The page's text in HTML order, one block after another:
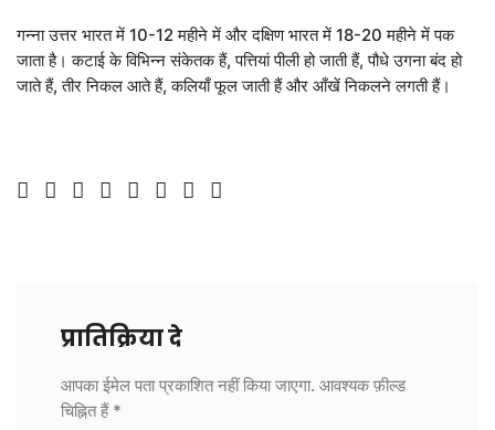
गन्ना उत्तर भारत में 10-12 महीने में और दक्षिण भारत में 18-20 महीने में पक
जाता है। कटाई के विभिन्न संकेतक हैं, पत्तियां पीली हो जाती हैं, पौधे उगना बंद हो
जाते हैं, तीर निकल आते हैं, कलियाँ फूल जाती हैं और आँखें निकलने लगती हैं।
प्रातिक्रिया दे
आपका ईमेल पता प्रकाशित नहीं किया जाएगा. आवश्यक फ़ील्ड
चिह्नित हैं *